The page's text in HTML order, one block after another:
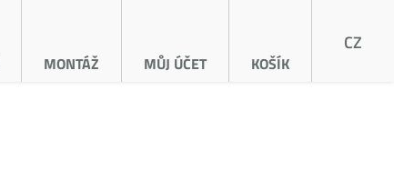
MONTÁŽ MŮJ ÚČET KOŠÍK
CZ